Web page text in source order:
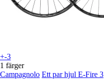
+-3
1 färger
Campagnolo Ett par hjul E-Fire 3